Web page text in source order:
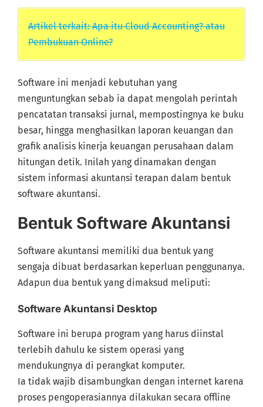
Artikel terkait: Apa itu Cloud Accounting? atau
Pembukuan Online?
Software ini menjadi kebutuhan yang
menguntungkan sebab ia dapat mengolah perintah
pencatatan transaksi jurnal, mempostingnya ke buku
besar, hingga menghasilkan laporan keuangan dan
grafik analisis kinerja keuangan perusahaan dalam
hitungan detik. Inilah yang dinamakan dengan
sistem informasi akuntansi terapan dalam bentuk
software akuntansi.
Bentuk Software Akuntansi
Software akuntansi memiliki dua bentuk yang
sengaja dibuat berdasarkan keperluan penggunanya.
Adapun dua bentuk yang dimaksud meliputi:
Software Akuntansi Desktop
Software ini berupa program yang harus diinstal
terlebih dahulu ke sistem operasi yang
mendukungnya di perangkat komputer.
Ia tidak wajib disambungkan dengan internet karena
proses pengoperasiannya dilakukan secara offline